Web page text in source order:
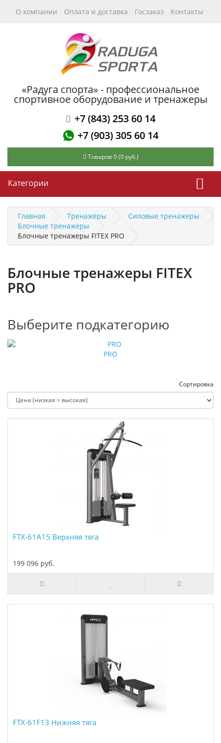
О компании Оплата и доставка Госзаказ Контакты
«Радуга спорта» - профессиональное
спортивное оборудование и тренажеры
+7 (843) 253 60 14
+7 (903) 305 60 14
Товаров 0 (0 руб.)
Категории
Главная Тренажёры
Силовые тренажеры
Блочные тренажеры
Блочные тренажеры FITEX PRO
Блочные тренажеры FITEX
PRO
Выберите подкатегорию
PRO
Сортировка
FTX-61A15 Верхняя тяга
199 096 руб.
FTX-61F13 Нижняя тяга